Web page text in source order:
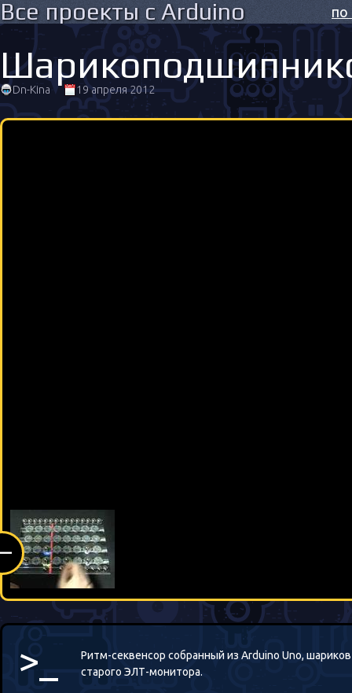
Все проекты с Arduino по
Dn-Kina 19 апреля 2012
>_
Ритм-секвенсор собранный из Arduino Uno,
старого ЭЛТ-монитора.